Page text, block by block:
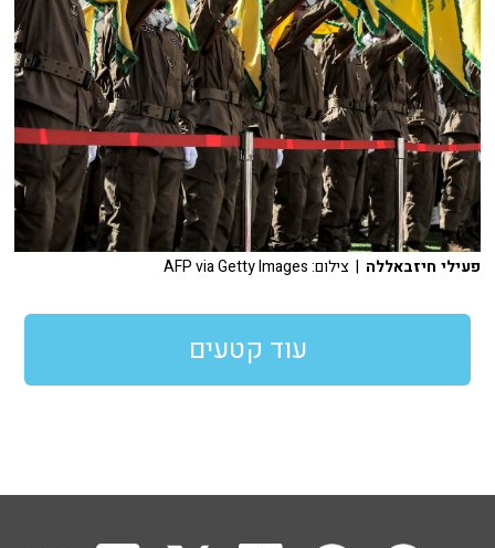
פעילי חיזבאללה | צילום: AFP via Getty Images
עוד קטעים